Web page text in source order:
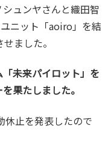
ュンヤさんと織田智
ニット「aoiro」を結
ました。
未来パイロット」を
果たしました。
休止を発表したので